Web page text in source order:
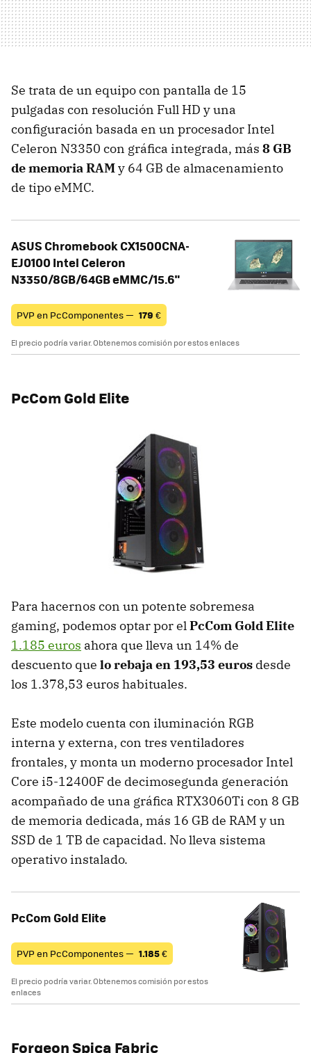
Se trata de un equipo con pantalla de 15
pulgadas con resolución Full HD y una
configuración basada en un procesador Intel
Celeron N3350 con gráfica integrada, más 8 GB
de memoria RAMy 64 GB de almacenamiento
de tipo eMMC.
ASUS Chromebook CX1500CNA-
EJ0100 Intel Celeron
N3350/8GB/64GB eMMC/15.6"
PVP en PcComponentes — 179 €
El precio podría variar. Obtenemos comisión por estos enlaces
PcCom Gold Elite
Para hacernos con un potente sobremesa
gaming, podemos optar por elPcCom Gold Elite
1.185 euros ahora que lleva un 14% de
descuento que lo rebaja en 193,53 euros desde
los 1.378,53 euros habituales.
Este modelo cuenta con iluminación RGB
interna y externa, con tres ventiladores
frontales, y monta un moderno procesador Intel
Core i5-12400F de decimosegunda generación
acompañado de una gráfica RTX3060Ti con 8 GB
de memoria dedicada, más 16 GB de RAM y un
SSD de 1 TB de capacidad. No lleva sistema
operativo instalado.
PcCom Gold Elite
PVP en PcComponentes — 1.185€
El precio podría variar. Obtenemos comisión por estos
enlaces
Forgeon Spica Fabric